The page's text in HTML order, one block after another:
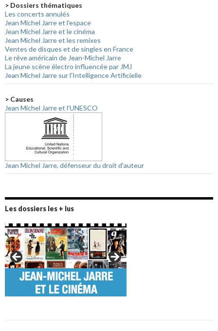
> Dossiers thématiques
Les concerts annulés
Jean Michel Jarre et l'espace
Jean Michel Jarre et le cinéma
Jean Michel Jarre et les remixes
Ventes de disques et de singles en France
Le rêve américain de Jean-Michel Jarre
La jeune scène électro influencée par JMJ
Jean Michel Jarre sur l'Intelligence Artificielle
> Causes
Jean Michel Jarre et l'UNESCO
Jean Michel Jarre, défenseur du droit d'auteur
Les dossiers les + lus